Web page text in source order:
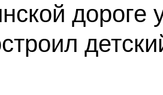
дороге